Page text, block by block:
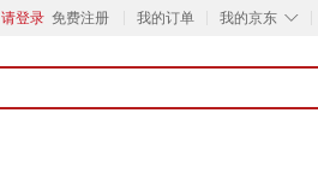
请登录 免费注册 我的订单 ◇
我的京东